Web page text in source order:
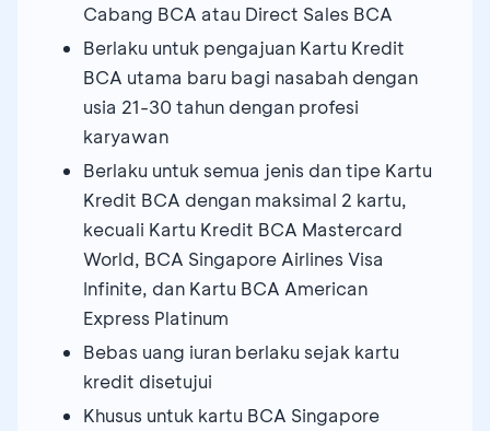
Cabang BCA atau Direct Sales BCA
Berlaku untuk pengajuan Kartu Kredit
BCA utama baru bagi nasabah dengan
usia 21-30 tahun dengan profesi
karyawan
Berlaku untuk semua jenis dan tipe Kartu
Kredit BCA dengan maksimal 2 kartu,
kecuali Kartu Kredit BCA Mastercard
World, BCA Singapore Airlines Visa
Infinite, dan Kartu BCA American
Express Platinum
Bebas uang iuran berlaku sejak kartu
kredit disetujui
Khusus untuk kartu BCA Singapore